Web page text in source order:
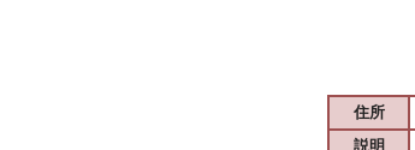
住所
説明